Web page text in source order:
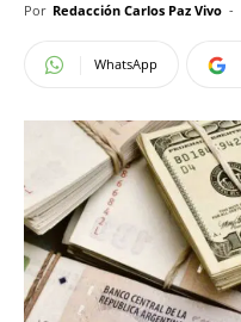
Por Redacción Carlos Paz Vivo -
WhatsApp